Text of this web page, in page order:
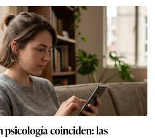
psicología coinciden: las